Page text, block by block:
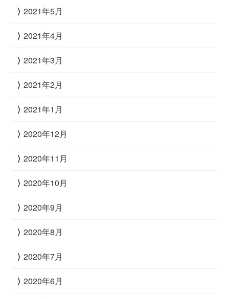
2021年5月
2021年4月
2021年3月
2021年2月
2021年1月
2020年12月
2020年11月
2020年10月
2020年9月
2020年8月
2020年7月
2020年6月